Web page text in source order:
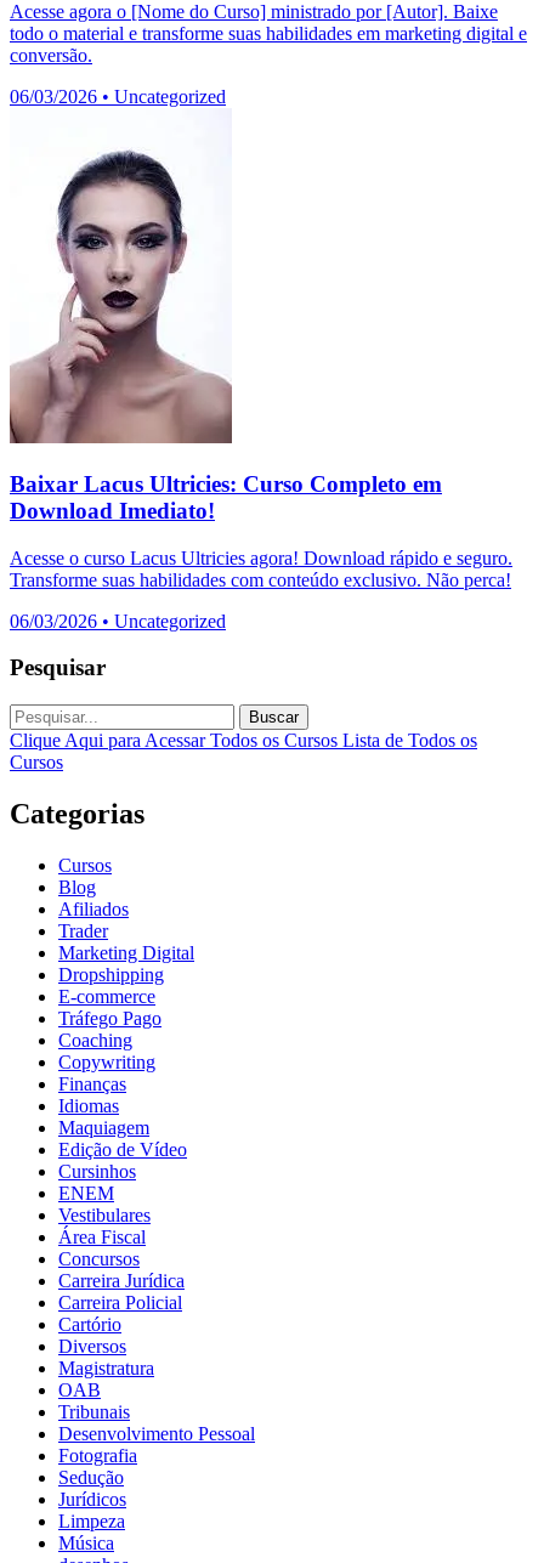
Acesse agora o [Nome do Curso] ministrado por [Autor]. Baixe
todo o material e transforme suas habilidades em marketing digital e
conversão.
06/03/2026 • Uncategorized
Baixar Lacus Ultricies: Curso Completo em
Download Imediato!
Acesse o curso Lacus Ultricies agora! Download rápido e seguro.
Transforme suas habilidades com conteúdo exclusivo. Não perca!
06/03/2026 • Uncategorized
Pesquisar
Buscar
Clique Aqui para Acessar Todos os Cursos Lista de Todos os
Cursos
Categorias
Cursos
Blog
Afiliados
Trader
Marketing Digital
Dropshipping
E-commerce
Tráfego Pago
Coaching
Copywriting
Finanças
Idiomas
Maquiagem
Edição de Vídeo
Cursinhos
ENEM
Vestibulares
Área Fiscal
Concursos
Carreira Jurídica
Carreira Policial
Cartório
Diversos
Magistratura
OAB
Tribunais
Desenvolvimento Pessoal
Fotografia
Sedução
Jurídicos
Limpeza
Música